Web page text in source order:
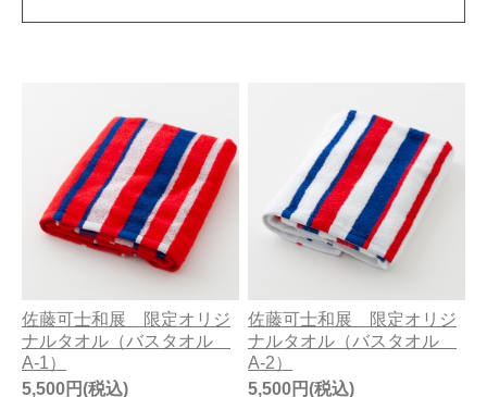
大量購入・法人向けの購入の方は
お問い合わせ
佐藤可士和展 限定オリジ
ナルタオル（バスタオル
A-1）
5,500円(税込)
佐藤可士和展 限定オリジ
ナルタオル（バスタオル
A-2）
5,500円(税込)